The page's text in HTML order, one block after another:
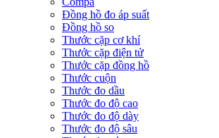
Đồng hồ đo áp suất
Đồng hồ so
Thước cặp cơ khí
Thước cặp điện tử
Thước cặp đồng hồ
Thước cuộn
Thước đo dầu
Thước đo độ cao
Thước đo độ dày
Thước đo độ sâu